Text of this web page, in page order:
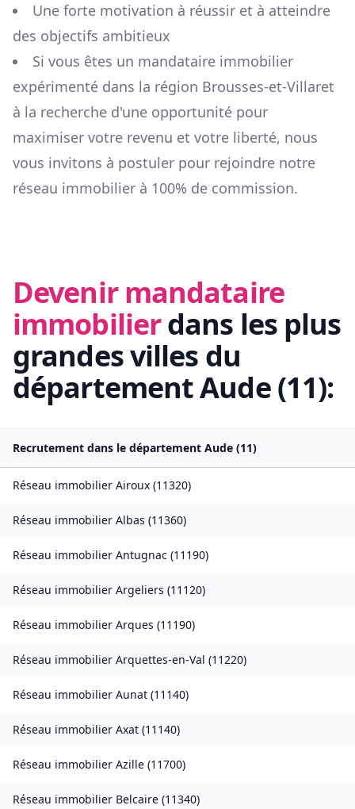
Une forte motivation à réussir et à atteindre
des objectifs ambitieux
Si vous êtes un mandataire immobilier
expérimenté dans la région Brousses-et-Villaret
à la recherche d'une opportunité pour
maximiser votre revenu et votre liberté, nous
vous invitons à postuler pour rejoindre notre
réseau immobilier à 100% de commission.
Devenir mandataire
immobilierdans les plus
grandes villes du
départementAude(11):
Recrutement dans le département Aude (11)
Réseau immobilier Airoux (11320)
Réseau immobilier Albas (11360)
Réseau immobilier Antugnac (11190)
Réseau immobilier Argeliers (11120)
Réseau immobilier Arques (11190)
Réseau immobilier Arquettes-en-Val (11220)
Réseau immobilier Aunat (11140)
Réseau immobilier Axat (11140)
Réseau immobilier Azille (11700)
Réseau immobilier Belcaire (11340)